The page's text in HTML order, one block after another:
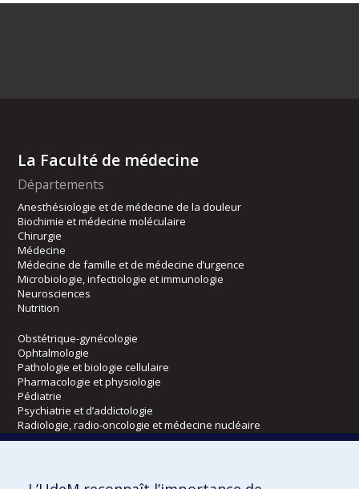
La Faculté de médecine
Départements
Anesthésiologie et de médecine de la douleur
Biochimie et médecine moléculaire
Chirurgie
Médecine
Médecine de famille et de médecine d’urgence
Microbiologie, infectiologie et immunologie
Neurosciences
Nutrition
Obstétrique-gynécologie
Ophtalmologie
Pathologie et biologie cellulaire
Pharmacologie et physiologie
Pédiatrie
Psychiatrie et d’addictologie
Radiologie, radio-oncologie et médecine nucléaire